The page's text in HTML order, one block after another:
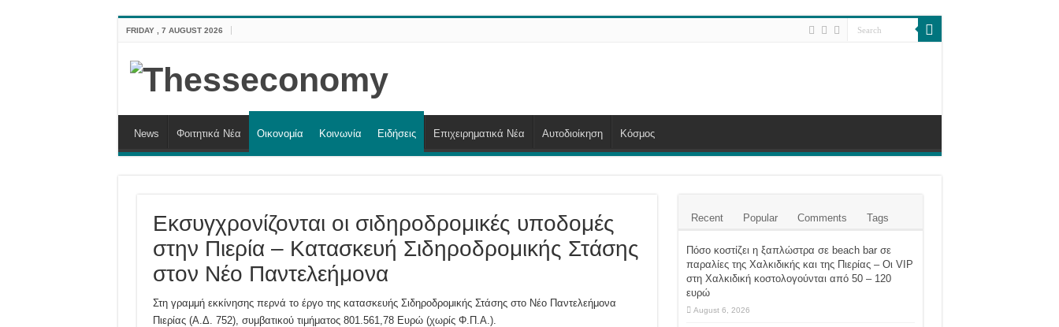
FRIDAY , 7 AUGUST 2026
News Φοιτητικά Νέα Οικονομία Κοινωνία Ειδήσεις Επιχειρηματικά Νέα Αυτοδιοίκηση Κόσμος
Εκσυγχρονίζονται οι σιδηροδρομικές υποδομές
στην Πιερία – Κατασκευή Σιδηροδρομικής Στάσης
στον Νέο Παντελεήμονα
Στη γραμμή εκκίνησης περνά το έργο της κατασκευής Σιδηροδρομικής Στάσης στο Νέο Παντελεήμονα
Πιερίας (Α.Δ. 752), συμβατικού τιμήματος 801.561,78 Ευρώ (χωρίς Φ.Π.Α.).
Recent Popular Comments Tags
Πόσο κοστίζει η ξαπλώστρα σε beach bar σε
παραλίες της Χαλκιδικής και της Πιερίας – Οι VIP
στη Χαλκιδική κοστολογούνται από 50 – 120
ευρώ
August 6, 2026